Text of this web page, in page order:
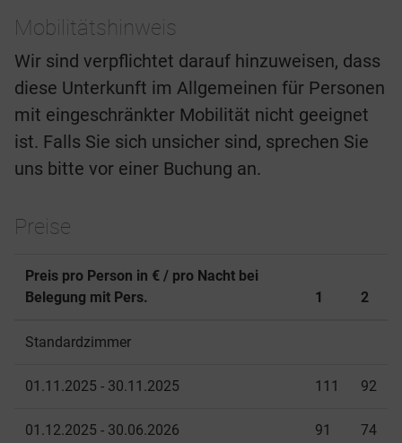
Mobilitätshinweis
Wir sind verpflichtet darauf hinzuweisen, dass
diese Unterkunft im Allgemeinen für Personen
mit eingeschränkter Mobilität nicht geeignet
ist. Falls Sie sich unsicher sind, sprechen Sie
uns bitte vor einer Buchung an.
Preise
Preis pro Person in € / pro Nacht bei
Belegung mit Pers.
1 2
Standardzimmer
01.11.2025 - 30.11.2025 111 92
01.12.2025 - 30.06.2026 91 74